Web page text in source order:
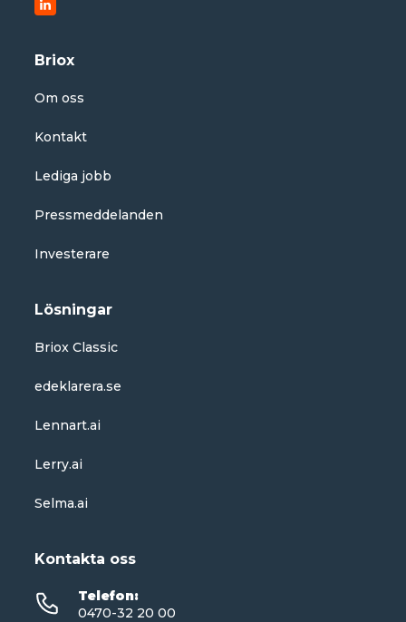
Briox
Om oss
Kontakt
Lediga jobb
Pressmeddelanden
Investerare
Lösningar
Briox Classic
edeklarera.se
Lennart.ai
Lerry.ai
Selma.ai
Kontakta oss
Telefon:
0470-32 20 00